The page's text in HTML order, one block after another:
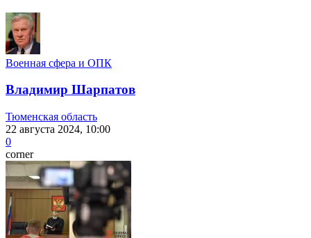
Военная сфера и ОПК
Владимир Шарпатов
Тюменская область
22 августа 2024, 10:00
0
corner